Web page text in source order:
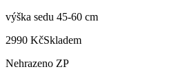
výška sedu 45-60 cm
2990 KčSkladem
Nehrazeno ZP